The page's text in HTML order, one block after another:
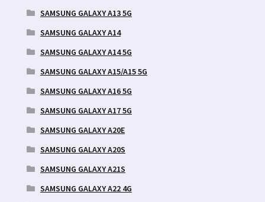
SAMSUNG GALAXY A13 5G
SAMSUNG GALAXY A14
SAMSUNG GALAXY A14 5G
SAMSUNG GALAXY A15/A15 5G
SAMSUNG GALAXY A16 5G
SAMSUNG GALAXY A17 5G
SAMSUNG GALAXY A20E
SAMSUNG GALAXY A20S
SAMSUNG GALAXY A21S
SAMSUNG GALAXY A22 4G